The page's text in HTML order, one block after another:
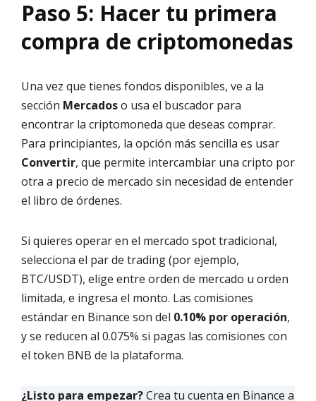
Paso 5: Hacer tu primera
compra de criptomonedas
Una vez que tienes fondos disponibles, ve a la
sección Mercadoso usa el buscador para
encontrar la criptomoneda que deseas comprar.
Para principiantes, la opción más sencilla es usar
Convertir, que permite intercambiar una cripto por
otra a precio de mercado sin necesidad de entender
el libro de órdenes.
Si quieres operar en el mercado spot tradicional,
selecciona el par de trading (por ejemplo,
BTC/USDT), elige entre orden de mercado u orden
limitada, e ingresa el monto. Las comisiones
estándar en Binance son del 0.10% por operación,
y se reducen al 0.075% si pagas las comisiones con
el token BNB de la plataforma.
¿Listo para empezar?Crea tu cuenta en Binance a